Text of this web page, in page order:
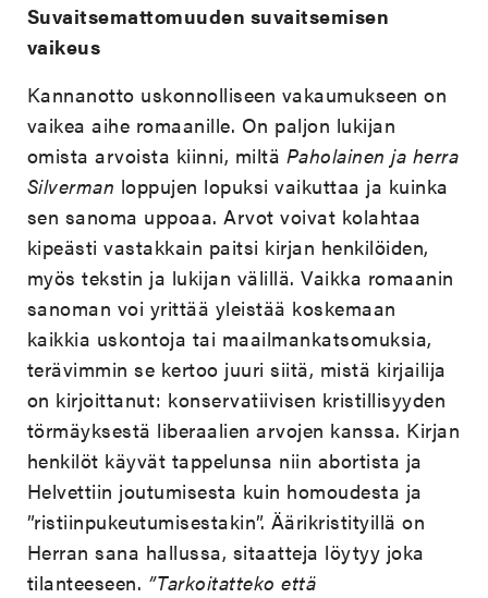
Suvaitsemattomuuden suvaitsemisen
vaikeus
Kannanotto uskonnolliseen vakaumukseen on
vaikea aihe romaanille. On paljon lukijan
omista arvoista kiinni, miltä Paholainen ja herra
Silverman loppujen lopuksi vaikuttaa ja kuinka
sen sanoma uppoaa. Arvot voivat kolahtaa
kipeästi vastakkain paitsi kirjan henkilöiden,
myös tekstin ja lukijan välillä. Vaikka romaanin
sanoman voi yrittää yleistää koskemaan
kaikkia uskontoja tai maailmankatsomuksia,
terävimmin se kertoo juuri siitä, mistä kirjailija
on kirjoittanut: konservatiivisen kristillisyyden
törmäyksestä liberaalien arvojen kanssa. Kirjan
henkilöt käyvät tappelunsa niin abortista ja
Helvettiin joutumisesta kuin homoudesta ja
”ristiinpukeutumisestakin”. Äärikristityillä on
Herran sana hallussa, sitaatteja löytyy joka
tilanteeseen. ”Tarkoitatteko että